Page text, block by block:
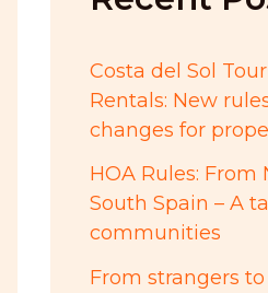
Costa del Sol
Rentals: New
changes for
HOA Rules: From
South Spain – A
communities
From strangers to